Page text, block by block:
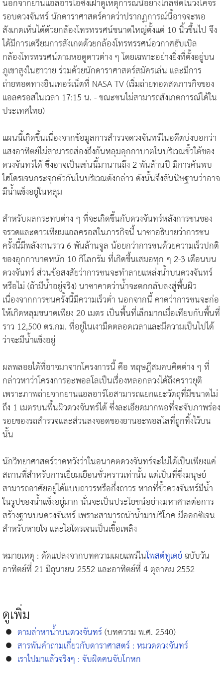
รอบดวงจันทร์ นักดาราศาสตร์คาดว่าปรากฏการณ์นี้อาจจะพอ
สังเกตเห็นได้ด้วยกล้องโทรทรรศน์ขนาดใหญ่ตั้งแต่ 10 นิ้วขึ้นไป จึง
ได้มีการเตรียมการสังเกตด้วยกล้องโทรทรรศน์อวกาศฮับเบิล
กล้องโทรทรรศน์ตามหอดูดาวต่าง ๆ โดยเฉพาะอย่างยิ่งที่ตั้งอยู่บน
ภูเขาสูงในฮาวาย ร่วมด้วยนักดาราศาสตร์สมัครเล่น และมีการ
ถ่ายทอดทางอินเทอร์เน็ตที่ NASA TV (เริ่มถ่ายทอดสดภารกิจของ
แอลครอสในเวลา 17:15 น. - ขณะชนไม่สามารถสังเกตการณ์ได้ใน
ประเทศไทย)
แผนนี้เกิดขึ้นเนื่องจากข้อมูลการสำรวจดวงจันทร์ในอดีตบ่งบอกว่า
แสงอาทิตย์ไม่สามารถส่องถึงก้นหลุมอุกกาบาตในบริเวณขั้วใต้ของ
ดวงจันทร์ได้ ซึ่งอาจเป็นเช่นนี้มานานถึง 2 พันล้านปี มีการค้นพบ
ไฮโดรเจนกระจุกตัวกันในบริเวณดังกล่าว ดังนั้นจึงสันนิษฐานว่าอาจ
มีน้ำแข็งอยู่ในหลุม
สำหรับผลกระทบต่าง ๆ ที่จะเกิดขึ้นกับดวงจันทร์หลังการชนของ
จรวดและดาวเทียมแอลครอสในภารกิจนี้ นาซาอธิบายว่าการชน
ครั้งนี้มีพลังงานราว 6 พันล้านจูล น้อยกว่าการชนด้วยความเร็วปกติ
ของอุกกาบาตหนัก 10 กิโลกรัม ที่เกิดขึ้นเสมอทุก ๆ 2-3 เดือนบน
ดวงจันทร์ ส่วนข้อสงสัยว่าการชนจะทำลายแหล่งน้ำบนดวงจันทร์
หรือไม่ (ถ้ามีน้ำอยู่จริง) นาซาคาดว่าน้ำจะตกกลับลงสู่พื้นผิว
เนื่องจากการชนครั้งนี้มีความเร็วต่ำ นอกจากนี้ คาดว่าการชนจะก่อ
ให้เกิดหลุมขนาดเพียง 20 เมตร เป็นพื้นที่เล็กมากเมื่อเทียบกับพื้นที่
ราว 12,500 ตร.กม. ที่อยู่ในเงามืดตลอดเวลาและมีความเป็นไปได้
ว่าจะมีน้ำแข็งอยู่
ผลพลอยได้ที่อาจมาจากโครงการนี้ คือ ทฤษฎีสมคบคิดต่าง ๆ ที่
กล่าวหาว่าโครงการอะพอลโลเป็นเรื่องหลอกลวงได้ถึงคราวยุติ
เพราะภาพถ่ายจากยานแอลอาร์โอสามารถแยกแยะวัตถุที่มีขนาดไม่
ถึง 1 เมตรบนพื้นผิวดวงจันทร์ได้ ซึ่งละเอียดมากพอที่จะจับภาพร่อง
รอยของรถสำรวจและส่วนลงจอดของยานอะพอลโลที่ถูกทิ้งไว้บน
นั้น
นักวิทยาศาสตร์วาดหวังว่าในอนาคตดวงจันทร์จะไม่ได้เป็นเพียงแค่
สถานที่สำหรับการเยี่ยมเยือนชั่วคราวเท่านั้น แต่เป็นที่ซึ่งมนุษย์
สามารถอาศัยอยู่ได้แบบถาวรหรือกึ่งถาวร หากที่ขั้วดวงจันทร์มีน้ำ
ในรูปของน้ำแข็งอยู่มาก นั่นจะเป็นประโยชน์อย่างมหาศาลต่อการ
สร้างฐานบนดวงจันทร์ เพราะสามารถนำน้ำมาบริโภค มีออกซิเจน
สำหรับหายใจ และไฮโดรเจนเป็นเชื้อเพลิง
หมายเหตุ : ดัดแปลงจากบทความเผยแพร่ในโพสต์ทูเดย์ฉบับวัน
อาทิตย์ที่ 21 มิถุนายน 2552 และอาทิตย์ที่ 4 ตุลาคม 2552
ดูเพิ่ม
● ตามล่าหาน้ำบนดวงจันทร์(บทความ พ.ศ. 2540)
● สารพันคำถามเกี่ยวกับดาราศาสตร์ : หมวดดวงจันทร์
● เราไปมาแล้วจริงๆ : จับผิดคนจับโกหก